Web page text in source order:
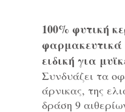
100% φυτική
φαρμακευτικά
ειδική για
Συνδυάζει τα
άρνικας, της
δράση 9